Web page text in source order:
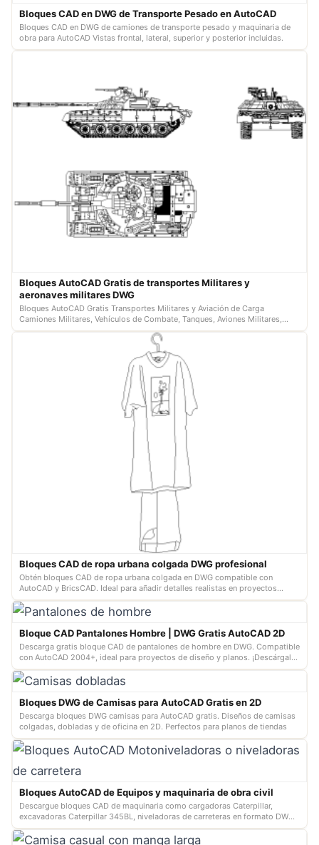
Bloques CAD en DWG de Transporte Pesado en AutoCAD
Bloques CAD en DWG de camiones de transporte pesado y maquinaria de
obra para AutoCAD Vistas frontal, lateral, superior y posterior incluidas.
Bloques AutoCAD Gratis de transportes Militares y
aeronaves militares DWG
Bloques AutoCAD Gratis Transportes Militares y Aviación de Carga
Camiones Militares, Vehículos de Combate, Tanques, Aviones Militares,
DWG…
Bloques CAD de ropa urbana colgada DWG profesional
Obtén bloques CAD de ropa urbana colgada en DWG compatible con
AutoCAD y BricsCAD. Ideal para añadir detalles realistas en proyectos
arquitectónicos …
Bloque CAD Pantalones Hombre | DWG Gratis AutoCAD 2D
Descarga gratis bloque CAD de pantalones de hombre en DWG. Compatible
con AutoCAD 2004+, ideal para proyectos de diseño y planos. ¡Descárgalo
ahora!
Bloques DWG de Camisas para AutoCAD Gratis en 2D
Descarga bloques DWG camisas para AutoCAD gratis. Diseños de camisas
colgadas, dobladas y de oficina en 2D. Perfectos para planos de tiendas
Bloques AutoCAD de Equipos y maquinaria de obra civil
Descargue bloques CAD de maquinaria como cargadoras Caterpillar,
excavadoras Caterpillar 345BL, niveladoras de carreteras en formato DWG
gratis.